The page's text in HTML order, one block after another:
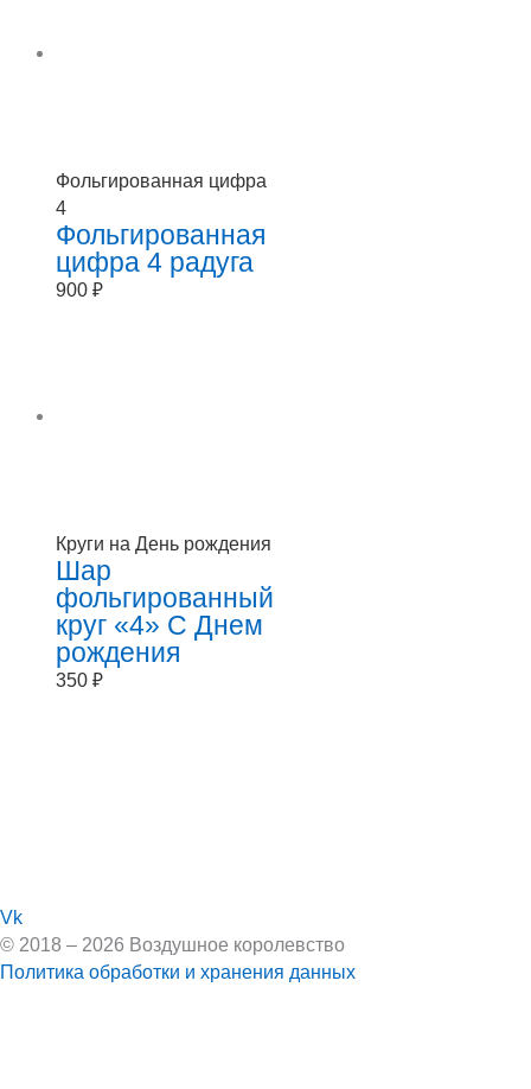
Фольгированная цифра
4
Фольгированная
цифра 4 радуга
900 ₽
Круги на День рождения
Шар
фольгированный
круг «4» С Днем
рождения
350 ₽
Vk
© 2018 – 2026 Воздушное королевство
Политика обработки и хранения данных